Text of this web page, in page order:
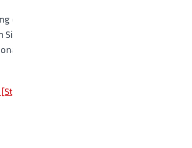
eines Personalausweises muss auch von
einen wichtigen Grund darlegen können.
ausgestellt werden.
Böblingen]